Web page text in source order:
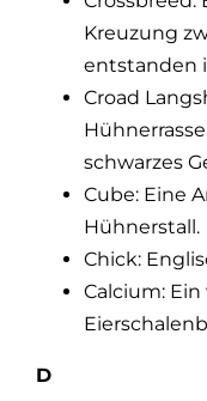
Kreuzung
entstanden
Croad
schwarzes
Cube: Eine
Hühnerstall.
Chick:
Calcium:
D